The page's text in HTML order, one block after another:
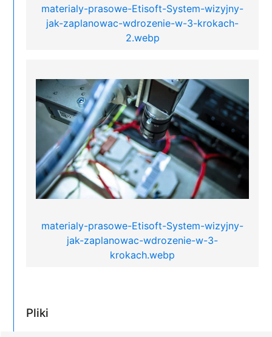
materialy-prasowe-Etisoft-System-wizyjny-
jak-zaplanowac-wdrozenie-w-3-krokach-
2.webp
materialy-prasowe-Etisoft-System-wizyjny-
jak-zaplanowac-wdrozenie-w-3-
krokach.webp
Pliki